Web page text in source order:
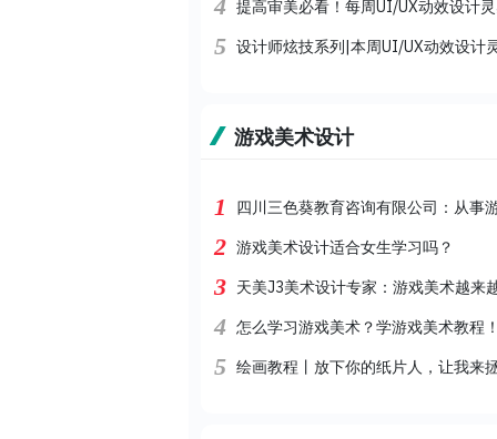
4 提高审美必看！每周UI/UX动效设计
5 设计师炫技系列|本周UI/UX动效设计
游戏美术设计
1 四川三色葵教育咨询有限公司：从事
2 游戏美术设计适合女生学习吗？
3 天美J3美术设计专家：游戏美术越来
4 怎么学习游戏美术？学游戏美术教程
5 绘画教程丨放下你的纸片人，让我来